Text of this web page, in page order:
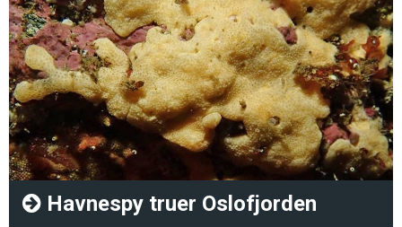
Havnespy truer Oslofjorden